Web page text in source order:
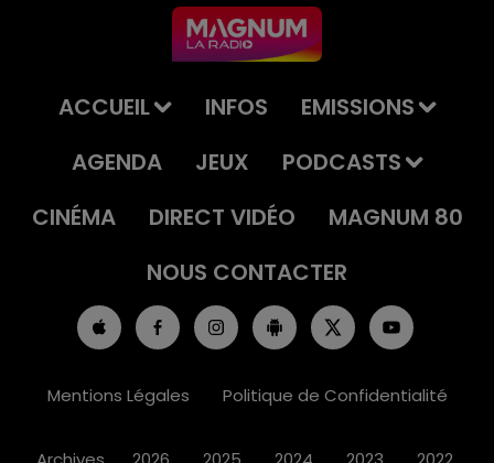
ACCUEIL INFOS
EMISSIONS
AGENDA
JEUX
PODCASTS
CINÉMA
DIRECT VIDÉO
MAGNUM 80
NOUS CONTACTER
Mentions Légales Politique de Confidentialité